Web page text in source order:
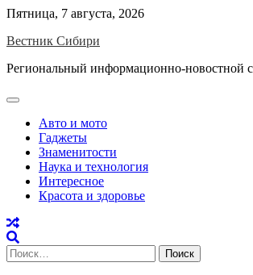
Skip
content
Пятница, 7 августа, 2026
Вестник Сибири
Региональный информационно-новостной
Авто и мото
Гаджеты
Знаменитости
Наука и технология
Интересное
Красота и здоровье
Найти: